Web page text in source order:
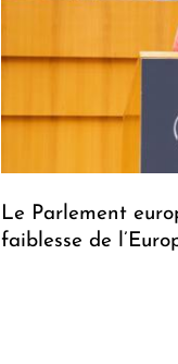
Le Parlement
faiblesse de